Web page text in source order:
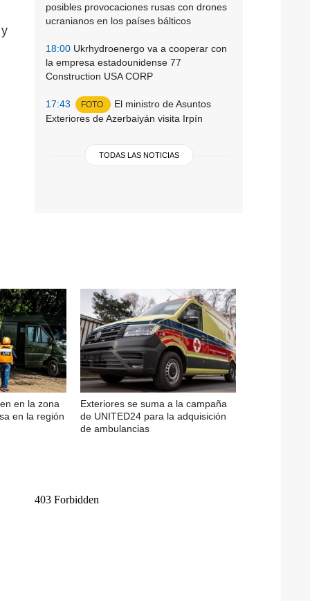
posibles provocaciones rusas con drones
ucranianos en los países bálticos
18:00 Ukrhydroenergo va a cooperar con
la empresa estadounidense 77
Construction USA CORP
17:43 FOTO
El ministro de Asuntos
Exteriores de Azerbaiyán visita Irpín
TODAS LAS NOTICIAS
en la zona
en la región
Exteriores se suma a la campaña
de UNITED24 para la adquisición
de ambulancias